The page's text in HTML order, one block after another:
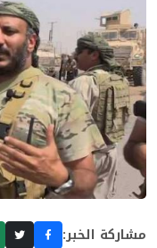
مشاركة الخبر: